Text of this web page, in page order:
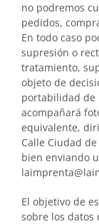
no podremos
pedidos,
En todo caso
supresión o
tratamiento,
objeto de
portabilidad de
acompañará
equivalente,
Calle Ciudad
bien enviando
El objetivo de
sobre los datos